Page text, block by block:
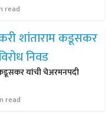
read
यांची चेअरमनपदी
read